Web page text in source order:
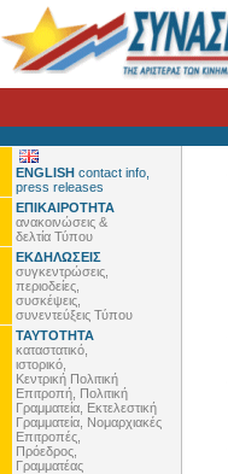
ENGLISH contact info,
press releases
ΕΠΙΚΑΙΡΟΤΗΤΑ
ανακοινώσεις &
δελτία Τύπου
ΕΚΔΗΛΩΣΕΙΣ
συγκεντρώσεις,
περιοδείες,
συσκέψεις,
συνεντεύξεις Τύπου
ΤΑΥΤΟΤΗΤΑ
καταστατικό,
ιστορικό,
Κεντρική Πολιτική
Επιτροπή, Πολιτική
Γραμματεία, Εκτελεστική
Γραμματεία, Νομαρχιακές
Επιτροπές,
Πρόεδρος,
Γραμματέας